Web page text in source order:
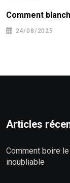
Comment
24/08/2025
Articles
Comment boire
inoubliable